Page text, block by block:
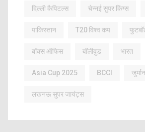
दिल्ली कैपिटल्स चेन्नई सुपर किंग्स
पाकिस्तान T20 विश्व कप
बॉक्स ऑफिस बॉलीवुड भारत
Asia Cup 2025 BCCI
लखनऊ सुपर जायंट्स